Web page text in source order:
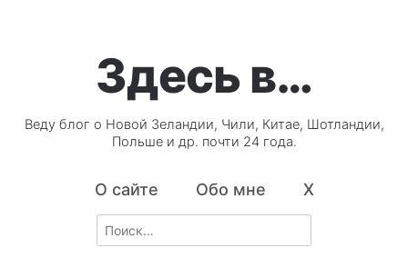
Здесь в…
Веду блог о Новой Зеландии, Чили, Китае, Шотландии,
Польше и др. почти 24 года.
О сайте Обо мне X
Search
for: